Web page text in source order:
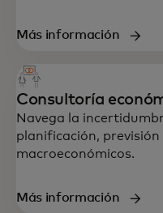
Soporte integral
diseñado para
Más información
Consultoría
Navega la
planificación,
macroeconómicos.
Más información